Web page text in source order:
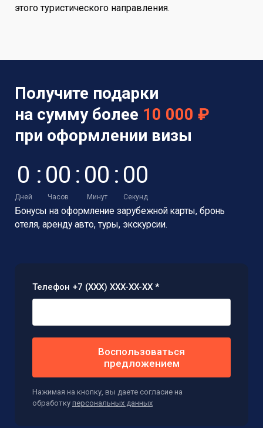
этого туристического направления.
Получите подарки
на сумму более 10 000 ₽
при оформлении визы
0
Дней
: 00
Часов
: 00
Минут
: 00
Секунд
Бонусы на оформление зарубежной карты, бронь
отеля, аренду авто, туры, экскурсии.
Телефон +7 (XXX) XXX-XX-XX *
Воспользоваться
предложением
Нажимая на кнопку, вы даете согласие на
обработку персональных данных